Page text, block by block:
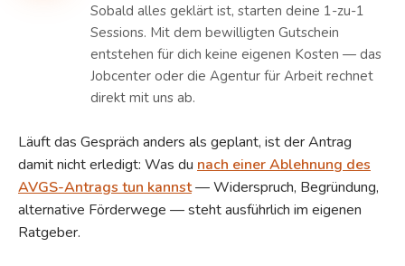
Sobald alles geklärt ist, starten deine 1-zu-1
Sessions. Mit dem bewilligten Gutschein
entstehen für dich keine eigenen Kosten — das
Jobcenter oder die Agentur für Arbeit rechnet
direkt mit uns ab.
Läuft das Gespräch anders als geplant, ist der Antrag
damit nicht erledigt: Was du nach einer Ablehnung des
AVGS-Antrags tun kannst— Widerspruch, Begründung,
alternative Förderwege — steht ausführlich im eigenen
Ratgeber.